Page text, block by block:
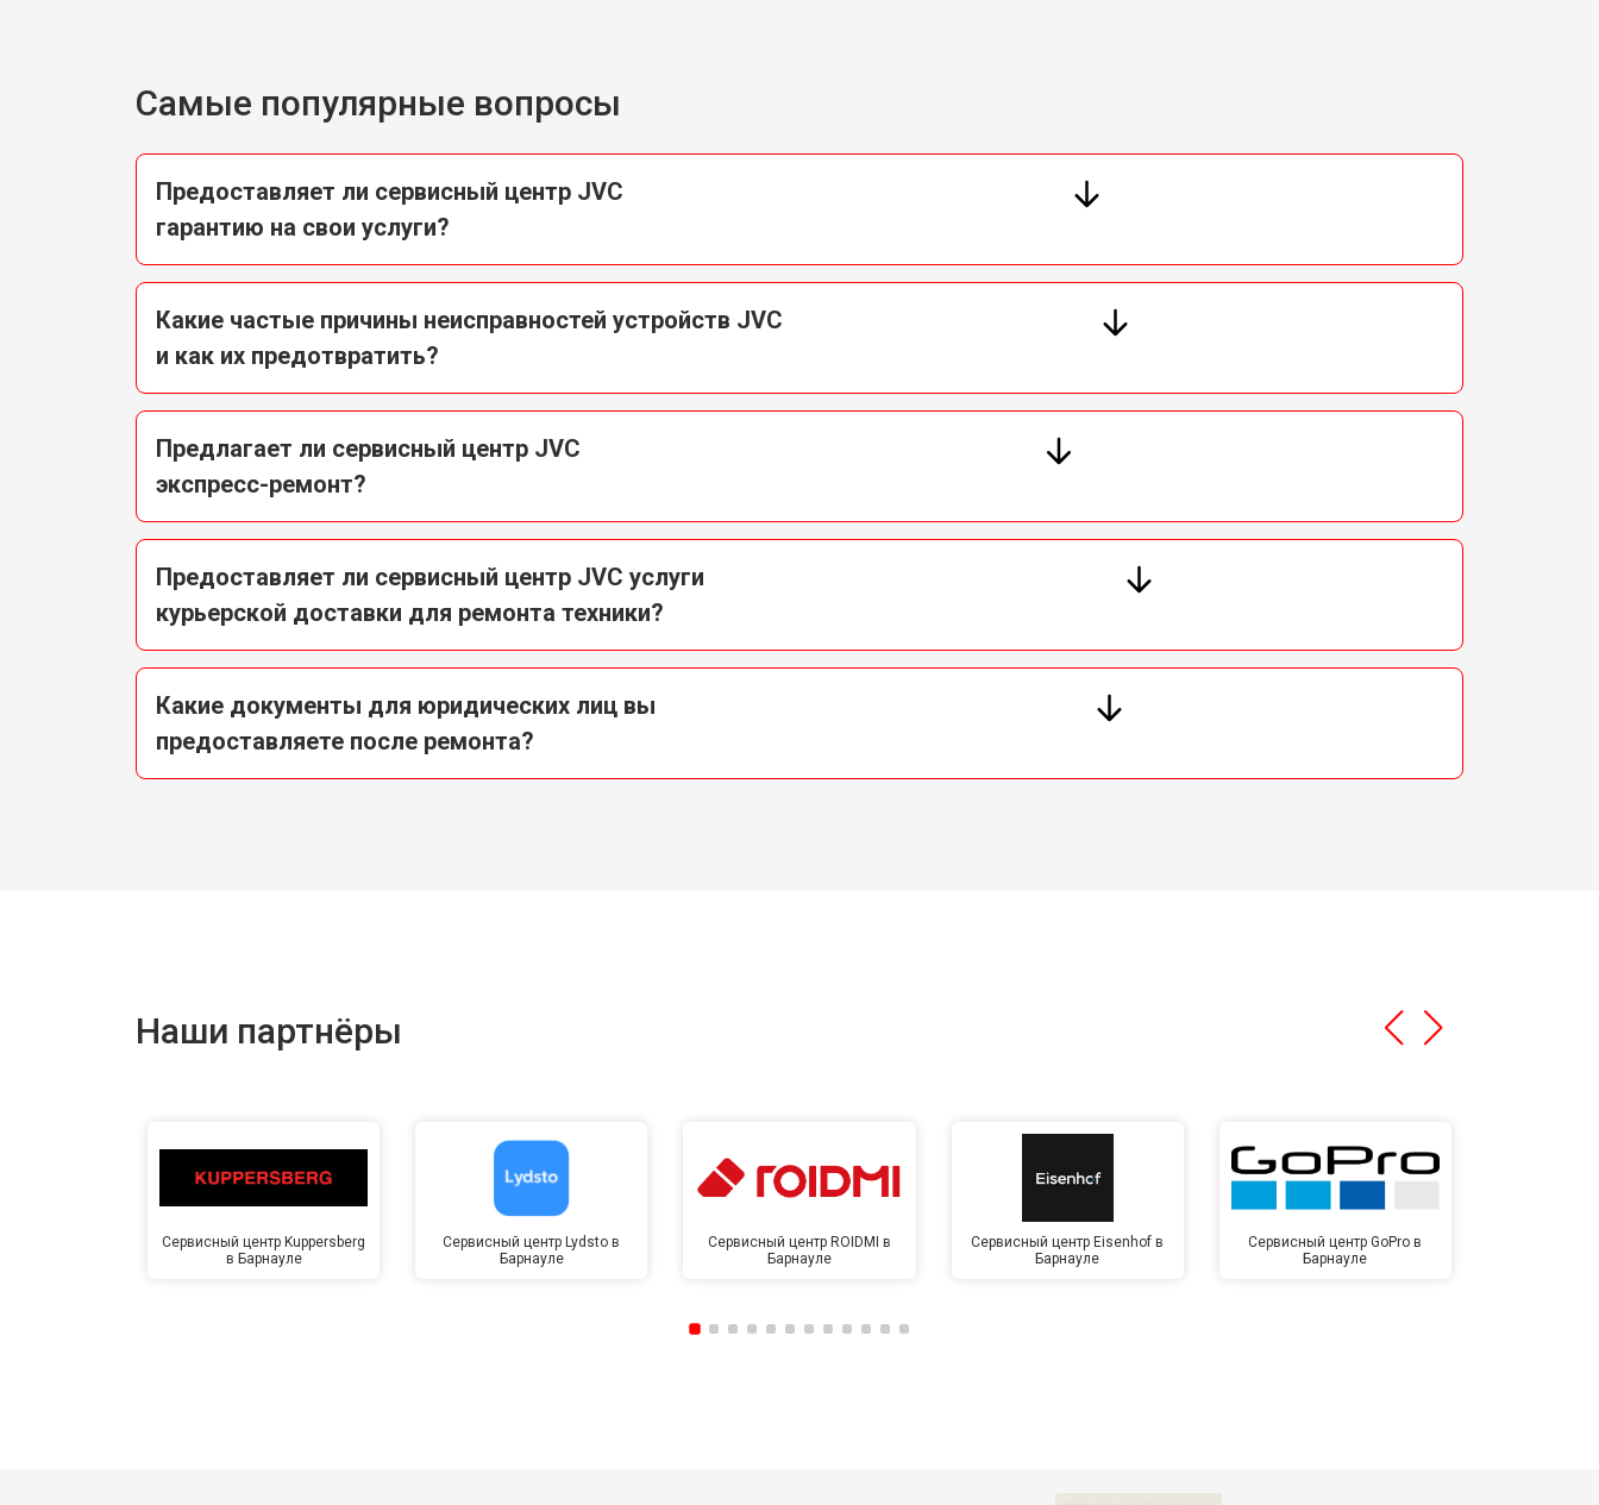
Самые популярные вопросы
Предоставляет ли сервисный центр JVC
гарантию на свои услуги?
Какие частые причины неисправностей устройств JVC
и как их предотвратить?
Предлагает ли сервисный центр JVC
экспресс-ремонт?
Предоставляет ли сервисный центр JVC услуги
курьерской доставки для ремонта техники?
Какие документы для юридических лиц вы
предоставляете после ремонта?
Наши партнёры
Сервисный центр Kuppersberg
в Барнауле
Сервисный центр Lydsto в
Барнауле
Сервисный центр ROIDMI в
Барнауле
Сервисный центр Eisenhof в
Барнауле
Сервисный центр GoPro в
Барнауле